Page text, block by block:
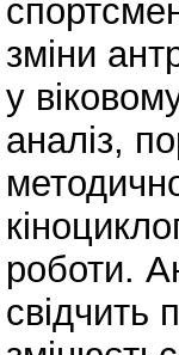
зміни
у
аналіз,
роботи.
свідчить